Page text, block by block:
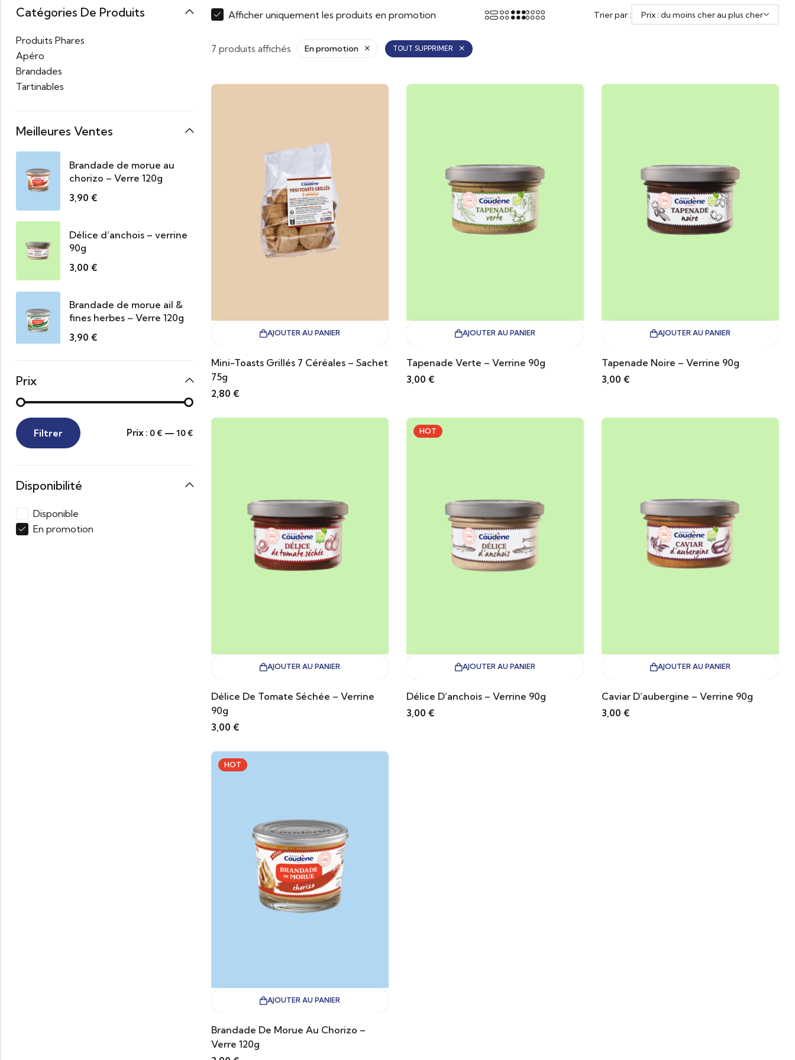
Afficher uniquement les produits en promotion Trier par :
7 produits affichés En promotion TOUT SUPPRIMER
AJOUTER AU PANIER
Mini-Toasts Grillés 7 Céréales – Sachet
75g
2,80 €
AJOUTER AU PANIER
Tapenade Verte – Verrine 90g
3,00 €
AJOUTER AU PANIER
Tapenade Noire – Verrine 90g
3,00 €
AJOUTER AU PANIER
Délice De Tomate Séchée – Verrine
90g
3,00 €
HOT
AJOUTER AU PANIER
Délice D’anchois – Verrine 90g
3,00 €
AJOUTER AU PANIER
Caviar D’aubergine – Verrine 90g
3,00 €
HOT
AJOUTER AU PANIER
Brandade De Morue Au Chorizo –
Verre 120g
Catégories De Produits
Produits Phares
Apéro
Brandades
Tartinables
Meilleures Ventes
Brandade de morue au
chorizo – Verre 120g
3,90 €
Délice d’anchois – verrine
90g
3,00 €
Brandade de morue ail &
fines herbes – Verre 120g
3,90 €
Prix
Filtrer Prix : 0 € — 10 €
Disponibilité
Disponible
En promotion